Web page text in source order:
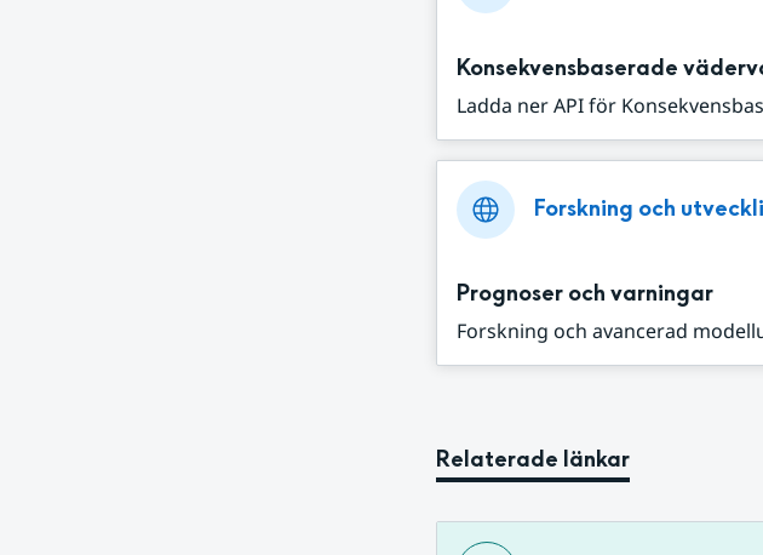
Konsekvensbaserade
Ladda ner API för
Forskning och
Prognoser och varningar
Forskning och avancerad
Relaterade länkar